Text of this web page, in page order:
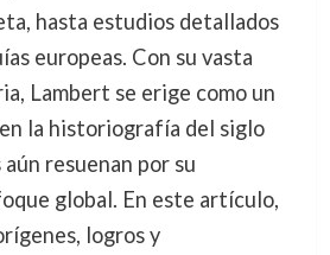
hasta estudios detallados
europeas. Con su vasta
Lambert se erige como un
la historiografía del siglo
resuenan por su
global. En este artículo,
logros y